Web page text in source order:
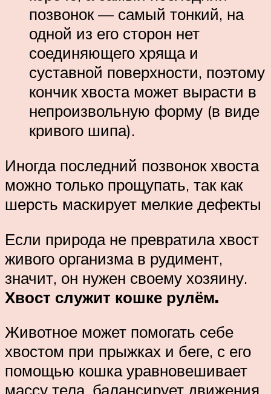
позвонок — самый тонкий, на
одной из его сторон нет
соединяющего хряща и
суставной поверхности, поэтому
кончик хвоста может вырасти в
непроизвольную форму (в виде
кривого шипа).
Иногда последний позвонок хвоста
можно только прощупать, так как
шерсть маскирует мелкие дефекты
Если природа не превратила хвост
живого организма в рудимент,
значит, он нужен своему хозяину.
Хвост служит кошке рулём.
Животное может помогать себе
хвостом при прыжках и беге, с его
помощью кошка уравновешивает
массу тела, балансирует движения